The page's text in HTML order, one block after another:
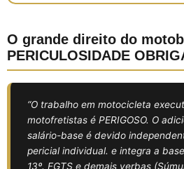
O grande direito do
PERICULOSIDADE
“O trabalho em motocicleta
motofretistas é PERIGOSO. O
salário-base é devido
pericial individual. e integra a
13º. FGTS e demais verbas